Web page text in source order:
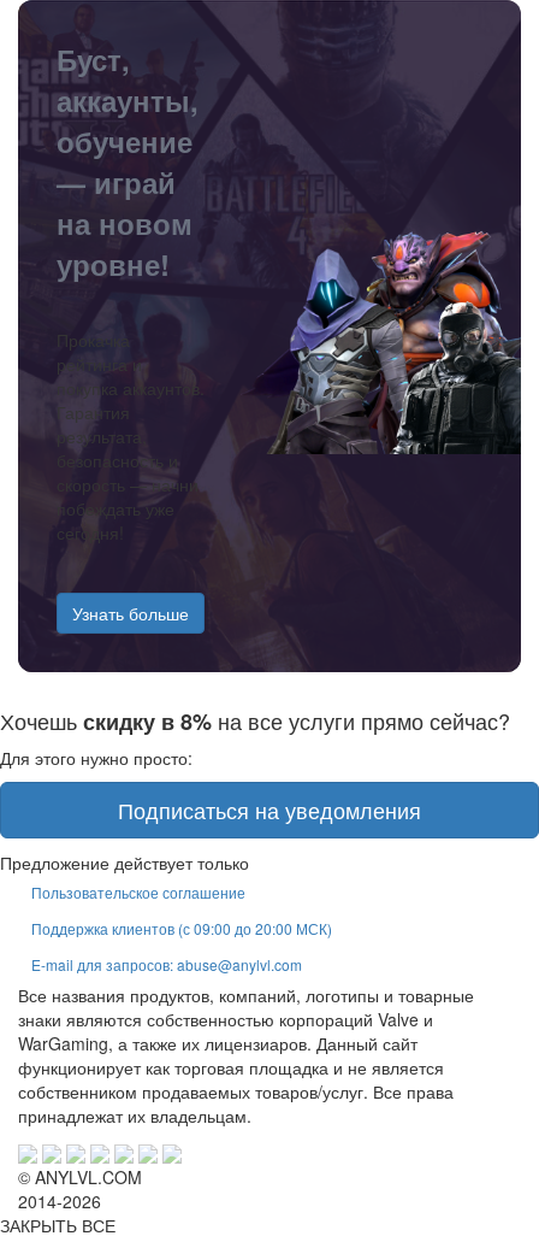
Буст,
аккаунты,
обучение
— играй
на новом
уровне!
Прокачка
рейтинга и
покупка аккаунтов.
Гарантия
результата,
безопасность и
скорость — начни
побеждать уже
сегодня!
Узнать больше
Хочешьскидку в 8% на все услуги прямо сейчас?
Для этого нужно просто:
Подписаться на уведомления
Предложение действует только
Пользовательское соглашение
Поддержка клиентов (с 09:00 до 20:00 МСК)
E-mail для запросов: abuse@anylvl.com
Все названия продуктов, компаний, логотипы и товарные
знаки являются собственностью корпораций Valve и
WarGaming, а также их лицензиаров. Данный сайт
функционирует как торговая площадка и не является
собственником продаваемых товаров/услуг. Все права
принадлежат их владельцам.
© ANYLVL.COM
2014-2026
ЗАКРЫТЬ ВСЕ